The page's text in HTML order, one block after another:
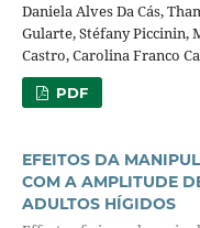
Daniela Alves Da Cás,
Gularte, Stéfany Piccinin,
Castro, Carolina Franco
PDF
EFEITOS DA
COM A AMPLITUDE
ADULTOS HÍGIDOS